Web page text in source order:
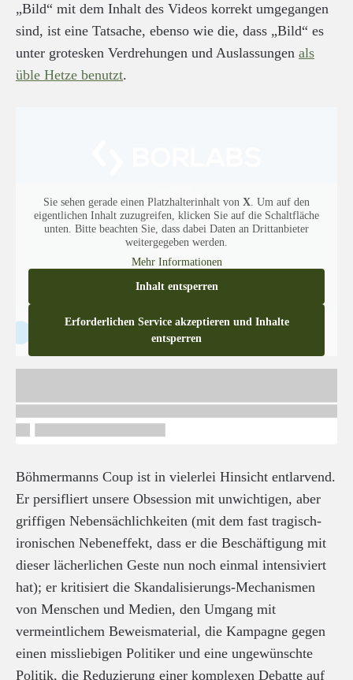
„Bild“ mit dem Inhalt des Videos korrekt umgegangen
sind, ist eine Tatsache, ebenso wie die, dass „Bild“ es
unter grotesken Verdrehungen und Auslassungen als
üble Hetze benutzt.
Sie sehen gerade einen Platzhalterinhalt von X. Um auf den
eigentlichen Inhalt zuzugreifen, klicken Sie auf die Schaltfläche
unten. Bitte beachten Sie, dass dabei Daten an Drittanbieter
weitergegeben werden.
Mehr Informationen
Inhalt entsperren
Erforderlichen Service akzeptieren und Inhalte
entsperren
Böhmermanns Coup ist in vielerlei Hinsicht entlarvend.
Er persifliert unsere Obsession mit unwichtigen, aber
griffigen Nebensächlichkeiten (mit dem fast tragisch-
ironischen Nebeneffekt, dass er die Beschäftigung mit
dieser lächerlichen Geste nun noch einmal intensiviert
hat); er kritisiert die Skandalisierungs-Mechanismen
von Menschen und Medien, den Umgang mit
vermeintlichem Beweismaterial, die Kampagne gegen
einen missliebigen Politiker und eine ungewünschte
Politik, die Reduzierung einer komplexen Debatte auf